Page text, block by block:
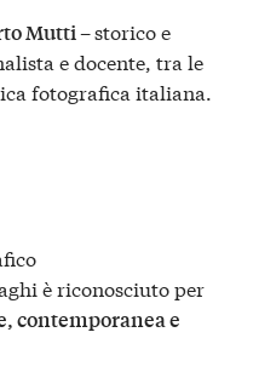
Mutti–storico e
e docente, tra le
fotografica italiana.
è riconosciuto per
contemporanea e